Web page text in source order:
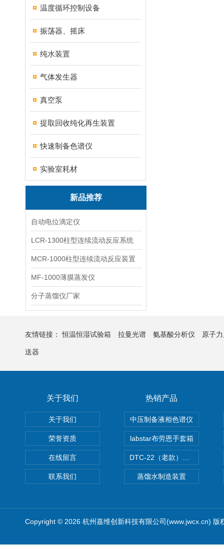
温度循环控制设备
振荡器、摇床
纯水装置
气体发生器
真空泵
提取回收纯化再生装置
快速制备色谱仪
实验室耗材
新品推荐
自动电位滴定仪
LCR-1300柱型连续流动反应系统
MCR-1000柱型连续流动反应装置
MF-1000薄膜蒸发仪
分子蒸馏仪厂家
友情链接：恒温恒湿试验箱 拉曼光谱 氨基酸分析仪 原子
送器
关于我们
关于我们
荣誉资质
在线留言
联系我们
热销产品
中压制备液相色谱仪
labstar布劳恩手套箱
蒸馏水制造装置
Copyright © 2026 杭州嘉维创新科技有限公司(www.jwcx.cn) 版